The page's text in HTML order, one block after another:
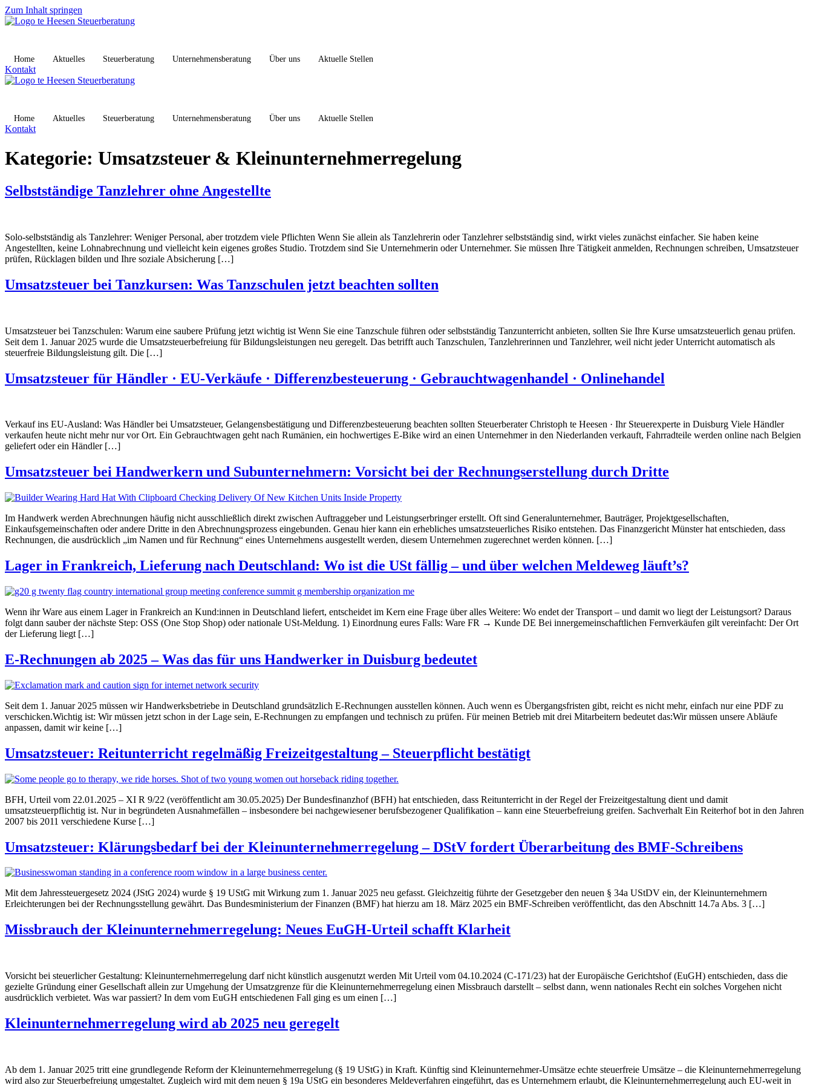
Zum Inhalt springen
Home Aktuelles Steuerberatung Unternehmensberatung Über uns Aktuelle Stellen
Kontakt
Home Aktuelles Steuerberatung Unternehmensberatung Über uns Aktuelle Stellen
Kontakt
Kategorie: Umsatzsteuer & Kleinunternehmerregelung
Selbstständige Tanzlehrer ohne Angestellte
Solo-selbstständig als Tanzlehrer: Weniger Personal, aber trotzdem viele Pflichten Wenn Sie allein als Tanzlehrerin oder Tanzlehrer selbstständig sind, wirkt vieles zunächst einfacher. Sie haben keine
Angestellten, keine Lohnabrechnung und vielleicht kein eigenes großes Studio. Trotzdem sind Sie Unternehmerin oder Unternehmer. Sie müssen Ihre Tätigkeit anmelden, Rechnungen schreiben, Umsatzsteuer
prüfen, Rücklagen bilden und Ihre soziale Absicherung […]
Umsatzsteuer bei Tanzkursen: Was Tanzschulen jetzt beachten sollten
Umsatzsteuer bei Tanzschulen: Warum eine saubere Prüfung jetzt wichtig ist Wenn Sie eine Tanzschule führen oder selbstständig Tanzunterricht anbieten, sollten Sie Ihre Kurse umsatzsteuerlich genau prüfen.
Seit dem 1. Januar 2025 wurde die Umsatzsteuerbefreiung für Bildungsleistungen neu geregelt. Das betrifft auch Tanzschulen, Tanzlehrerinnen und Tanzlehrer, weil nicht jeder Unterricht automatisch als
steuerfreie Bildungsleistung gilt. Die […]
Umsatzsteuer für Händler · EU-Verkäufe · Differenzbesteuerung · Gebrauchtwagenhandel · Onlinehandel
Verkauf ins EU-Ausland: Was Händler bei Umsatzsteuer, Gelangensbestätigung und Differenzbesteuerung beachten sollten Steuerberater Christoph te Heesen · Ihr Steuerexperte in Duisburg Viele Händler
verkaufen heute nicht mehr nur vor Ort. Ein Gebrauchtwagen geht nach Rumänien, ein hochwertiges E-Bike wird an einen Unternehmer in den Niederlanden verkauft, Fahrradteile werden online nach Belgien
geliefert oder ein Händler […]
Umsatzsteuer bei Handwerkern und Subunternehmern: Vorsicht bei der Rechnungserstellung durch Dritte
Im Handwerk werden Abrechnungen häufig nicht ausschließlich direkt zwischen Auftraggeber und Leistungserbringer erstellt. Oft sind Generalunternehmer, Bauträger, Projektgesellschaften,
Einkaufsgemeinschaften oder andere Dritte in den Abrechnungsprozess eingebunden. Genau hier kann ein erhebliches umsatzsteuerliches Risiko entstehen. Das Finanzgericht Münster hat entschieden, dass
Rechnungen, die ausdrücklich „im Namen und für Rechnung“ eines Unternehmens ausgestellt werden, diesem Unternehmen zugerechnet werden können. […]
Lager in Frankreich, Lieferung nach Deutschland: Wo ist die USt fällig – und über welchen Meldeweg läuft’s?
Wenn ihr Ware aus einem Lager in Frankreich an Kund:innen in Deutschland liefert, entscheidet im Kern eine Frage über alles Weitere: Wo endet der Transport – und damit wo liegt der Leistungsort? Daraus
folgt dann sauber der nächste Step: OSS (One Stop Shop) oder nationale USt-Meldung. 1) Einordnung eures Falls: Ware FR → Kunde DE Bei innergemeinschaftlichen Fernverkäufen gilt vereinfacht: Der Ort
der Lieferung liegt […]
E-Rechnungen ab 2025 – Was das für uns Handwerker in Duisburg bedeutet
Seit dem 1. Januar 2025 müssen wir Handwerksbetriebe in Deutschland grundsätzlich E-Rechnungen ausstellen können. Auch wenn es Übergangsfristen gibt, reicht es nicht mehr, einfach nur eine PDF zu
verschicken.Wichtig ist: Wir müssen jetzt schon in der Lage sein, E-Rechnungen zu empfangen und technisch zu prüfen. Für meinen Betrieb mit drei Mitarbeitern bedeutet das:Wir müssen unsere Abläufe
anpassen, damit wir keine […]
Umsatzsteuer: Reitunterricht regelmäßig Freizeitgestaltung – Steuerpflicht bestätigt
BFH, Urteil vom 22.01.2025 – XI R 9/22 (veröffentlicht am 30.05.2025) Der Bundesfinanzhof (BFH) hat entschieden, dass Reitunterricht in der Regel der Freizeitgestaltung dient und damit
umsatzsteuerpflichtig ist. Nur in begründeten Ausnahmefällen – insbesondere bei nachgewiesener berufsbezogener Qualifikation – kann eine Steuerbefreiung greifen. Sachverhalt Ein Reiterhof bot in den Jahren
2007 bis 2011 verschiedene Kurse […]
Umsatzsteuer: Klärungsbedarf bei der Kleinunternehmerregelung – DStV fordert Überarbeitung des BMF-Schreibens
Mit dem Jahressteuergesetz 2024 (JStG 2024) wurde § 19 UStG mit Wirkung zum 1. Januar 2025 neu gefasst. Gleichzeitig führte der Gesetzgeber den neuen § 34a UStDV ein, der Kleinunternehmern
Erleichterungen bei der Rechnungsstellung gewährt. Das Bundesministerium der Finanzen (BMF) hat hierzu am 18. März 2025 ein BMF-Schreiben veröffentlicht, das den Abschnitt 14.7a Abs. 3 […]
Missbrauch der Kleinunternehmerregelung: Neues EuGH-Urteil schafft Klarheit
Vorsicht bei steuerlicher Gestaltung: Kleinunternehmerregelung darf nicht künstlich ausgenutzt werden Mit Urteil vom 04.10.2024 (C-171/23) hat der Europäische Gerichtshof (EuGH) entschieden, dass die
gezielte Gründung einer Gesellschaft allein zur Umgehung der Umsatzgrenze für die Kleinunternehmerregelung einen Missbrauch darstellt – selbst dann, wenn nationales Recht ein solches Vorgehen nicht
ausdrücklich verbietet. Was war passiert? In dem vom EuGH entschiedenen Fall ging es um einen […]
Kleinunternehmerregelung wird ab 2025 neu geregelt
Ab dem 1. Januar 2025 tritt eine grundlegende Reform der Kleinunternehmerregelung (§ 19 UStG) in Kraft. Künftig sind Kleinunternehmer-Umsätze echte steuerfreie Umsätze – die Kleinunternehmerregelung
wird also zur Steuerbefreiung umgestaltet. Zugleich wird mit dem neuen § 19a UStG ein besonderes Meldeverfahren eingeführt, das es Unternehmern erlaubt, die Kleinunternehmerregelung auch EU-weit in